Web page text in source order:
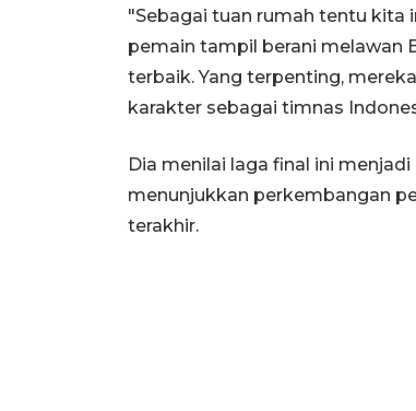
"Sebagai tuan rumah tentu kita
pemain tampil berani melawan
terbaik. Yang terpenting,
karakter sebagai timnas
Dia menilai laga final ini
menunjukkan perkembangan
terakhir.